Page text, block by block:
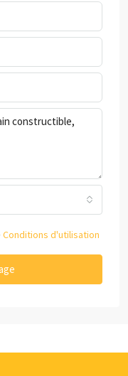
Conditions d'utilisation